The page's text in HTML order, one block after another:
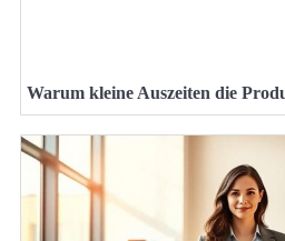
Warum kleine Auszeiten die